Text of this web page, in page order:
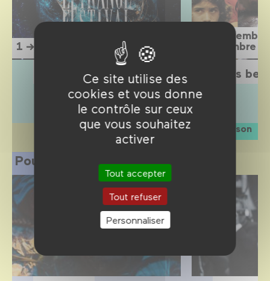
Ce site utilise des
cookies et vous donne
le contrôle sur ceux
que vous souhaitez
activer
Tout accepter
Tout refuser
Personnaliser
La saison
1 → 12 septembre 2026
L'Étrange Festival 2026
15
1 novembre
Sois
Pour les professionnels